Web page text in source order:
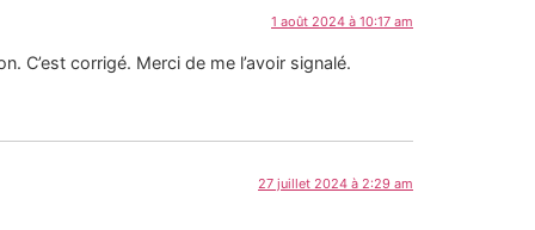
1 août 2024 à 10:17 am
C’est corrigé. Merci de me l’avoir signalé.
27 juillet 2024 à 2:29 am